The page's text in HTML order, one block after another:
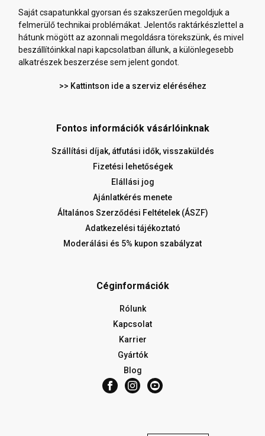
Saját csapatunkkal gyorsan és szakszerűen megoldjuk a
felmerülő technikai problémákat. Jelentős raktárkészlettel a
hátunk mögött az azonnali megoldásra törekszünk, és mivel
beszállítóinkkal napi kapcsolatban állunk, a különlegesebb
alkatrészek beszerzése sem jelent gondot.
>> Kattintson ide a szerviz eléréséhez
Fontos információk vásárlóinknak
Szállítási díjak, átfutási idők, visszaküldés
Fizetési lehetőségek
Elállási jog
Ajánlatkérés menete
Általános Szerződési Feltételek (ÁSZF)
Adatkezelési tájékoztató
Moderálási és 5% kupon szabályzat
Céginformációk
Rólunk
Kapcsolat
Karrier
Gyártók
Blog